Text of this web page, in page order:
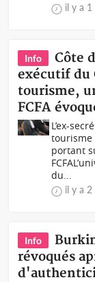
il y a 1
Info
Côte
exécutif du
tourisme,
FCFA
L’ex-
tourisme
portant
du...
il y a 2
Info
révoqués